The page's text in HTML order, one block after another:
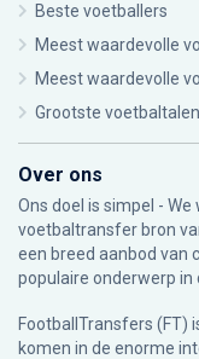
Beste voetballers
Meest waardevolle
Meest waardevolle
Grootste
Over ons
Ons doel is simpel -
voetbaltransfer bron
een breed aanbod van
populaire onderwerp in
FootballTransfers (FT)
komen in de enorme